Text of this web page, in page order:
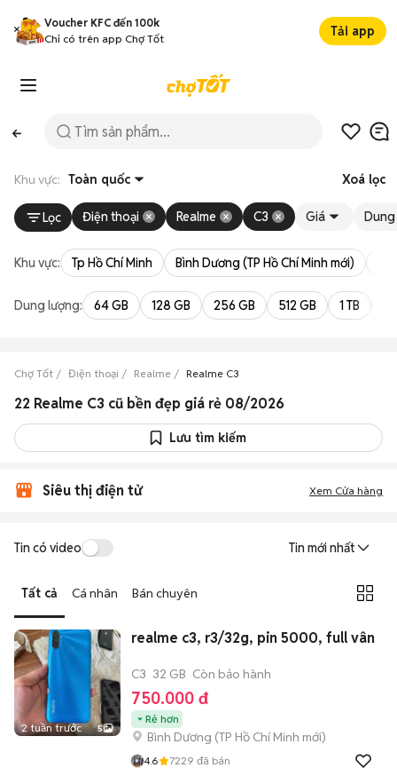
Voucher KFC đến 100k
Chỉ có trên app Chợ Tốt
Tải app
Khu vực: Toàn quốc Xoá lọc
Lọc Điện thoại Realme C3 Giá
Khu vực: Tp Hồ Chí Minh Bình Dương (TP Hồ Chí Minh mới)
Dung lượng: 64 GB 128 GB 256 GB 512 GB 1 TB
Chợ Tốt Điện thoại Realme Realme C3
22 Realme C3 cũ bền đẹp giá rẻ 08/2026
Lưu tìm kiếm
Siêu thị điện tử Xem Cửa hàng
Tin có video Tin mới nhất
Tất cả Cá nhân Bán chuyên
2 tuần trước 5
realme c3, r3/32g, pin 5000, full vân
C3 32 GB Còn bảo hành
750.000 đ
Rẻ hơn
Bình Dương (TP Hồ Chí Minh mới)
4.6 7229 đã bán